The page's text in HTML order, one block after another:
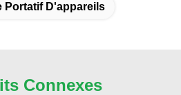
Portatif D'appareils
Connexes